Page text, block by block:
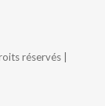
réservés |